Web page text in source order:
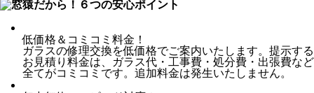
低価格＆コミコミ料金！
ガラスの修理交換を低価格でご案内いたします。提示する
お見積り料金は、ガラス代・工事費・処分費・出張費など
全てがコミコミです。追加料金は発生いたしません。